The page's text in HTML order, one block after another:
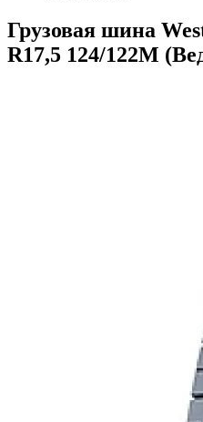
Грузовая шина
R17,5 124/122M